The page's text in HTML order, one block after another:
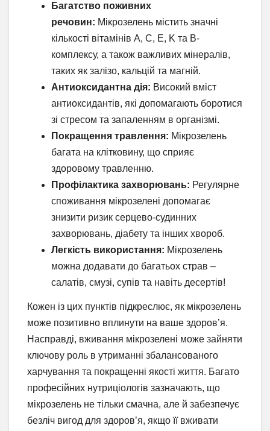
Багатство поживних
речовин: Мікрозелень містить значні
кількості вітамінів A, C, E, K та B-
комплексу, а також важливих мінералів,
таких як залізо, кальцій та магній.
Антиоксидантна дія: Високий вміст
антиоксидантів, які допомагають боротися
зі стресом та запаленням в організмі.
Покращення травлення: Мікрозелень
багата на клітковину, що сприяє
здоровому травленню.
Профілактика захворювань: Регулярне
споживання мікрозелені допомагає
знизити ризик серцево-судинних
захворювань, діабету та інших хвороб.
Легкість використання: Мікрозелень
можна додавати до багатьох страв –
салатів, смузі, супів та навіть десертів!
Кожен із цих пунктів підкреслює, як мікрозелень
може позитивно вплинути на ваше здоров’я.
Насправді, вживання мікрозелені може зайняти
ключову роль в утриманні збалансованого
харчування та покращенні якості життя. Багато
професійних нутриціологів зазначають, що
мікрозелень не тільки смачна, але й забезпечує
безліч вигод для здоров’я, якщо її вживати